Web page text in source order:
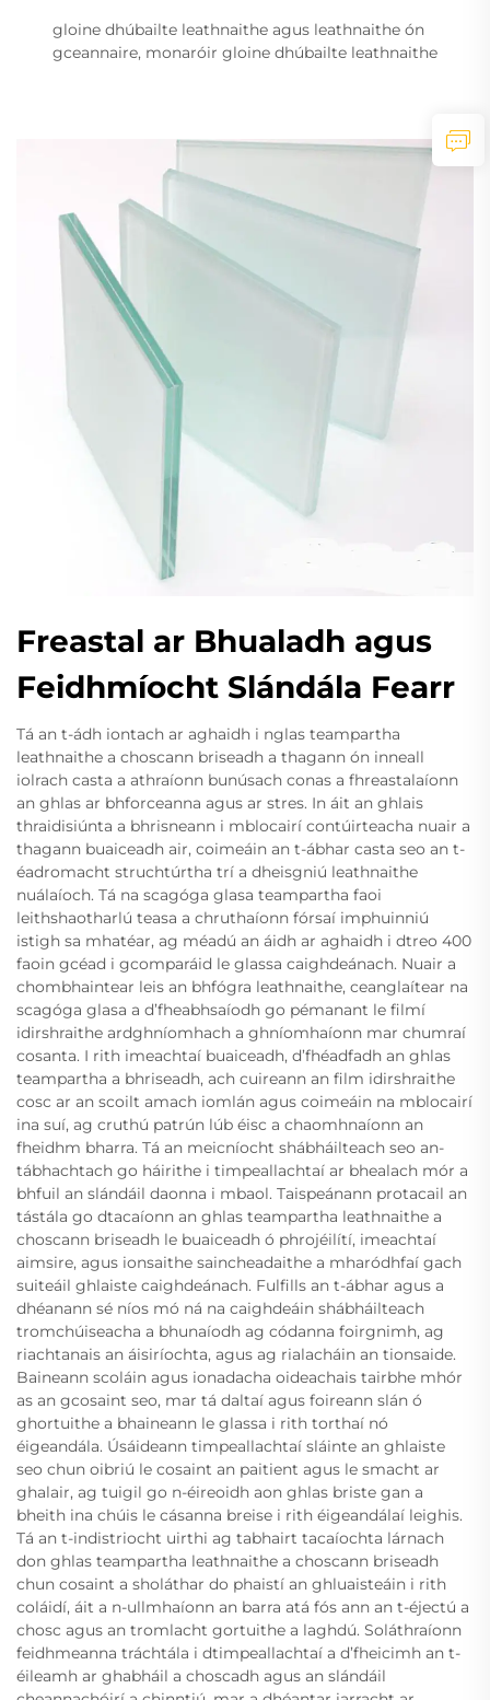
gloine dhúbailte leathnaithe agus leathnaithe ón
gceannaire, monaróir gloine dhúbailte leathnaithe
Freastal ar Bhualadh agus
Feidhmíocht Slándála Fearr
Tá an t-ádh iontach ar aghaidh i nglas teampartha
leathnaithe a choscann briseadh a thagann ón inneall
iolrach casta a athraíonn bunúsach conas a fhreastalaíonn
an ghlas ar bhforceanna agus ar stres. In áit an ghlais
thraidisiúnta a bhrisneann i mblocairí contúirteacha nuair a
thagann buaiceadh air, coimeáin an t-ábhar casta seo an t-
éadromacht struchtúrtha trí a dheisgniú leathnaithe
nuálaíoch. Tá na scagóga glasa teampartha faoi
leithshaotharlú teasa a chruthaíonn fórsaí imphuinniú
istigh sa mhatéar, ag méadú an áidh ar aghaidh i dtreo 400
faoin gcéad i gcomparáid le glassa caighdeánach. Nuair a
chombhaintear leis an bhfógra leathnaithe, ceanglaítear na
scagóga glasa a d’fheabhsaíodh go pémanant le filmí
idirshraithe ardghníomhach a ghníomhaíonn mar chumraí
cosanta. I rith imeachtaí buaiceadh, d’fhéadfadh an ghlas
teampartha a bhriseadh, ach cuireann an film idirshraithe
cosc ar an scoilt amach iomlán agus coimeáin na mblocairí
ina suí, ag cruthú patrún lúb éisc a chaomhnaíonn an
fheidhm bharra. Tá an meicníocht shábháilteach seo an-
tábhachtach go háirithe i timpeallachtaí ar bhealach mór a
bhfuil an slándáil daonna i mbaol. Taispeánann protacail an
tástála go dtacaíonn an ghlas teampartha leathnaithe a
choscann briseadh le buaiceadh ó phrojéilítí, imeachtaí
aimsire, agus ionsaithe saincheadaithe a mharódhfaí gach
suiteáil ghlaiste caighdeánach. Fulfills an t-ábhar agus a
dhéanann sé níos mó ná na caighdeáin shábháilteach
tromchúiseacha a bhunaíodh ag códanna foirgnimh, ag
riachtanais an áisiríochta, agus ag rialacháin an tionsaide.
Baineann scoláin agus ionadacha oideachais tairbhe mhór
as an gcosaint seo, mar tá daltaí agus foireann slán ó
ghortuithe a bhaineann le glassa i rith torthaí nó
éigeandála. Úsáideann timpeallachtaí sláinte an ghlaiste
seo chun oibriú le cosaint an paitient agus le smacht ar
ghalair, ag tuigil go n-éireoidh aon ghlas briste gan a
bheith ina chúis le cásanna breise i rith éigeandálaí leighis.
Tá an t-indistriocht uirthi ag tabhairt tacaíochta lárnach
don ghlas teampartha leathnaithe a choscann briseadh
chun cosaint a sholáthar do phaistí an ghluaisteáin i rith
coláidí, áit a n-ullmhaíonn an barra atá fós ann an t-éjectú a
chosc agus an tromlacht gortuithe a laghdú. Soláthraíonn
feidhmeanna tráchtála i dtimpeallachtaí a d’fheicimh an t-
éileamh ar ghabháil a choscadh agus an slándáil